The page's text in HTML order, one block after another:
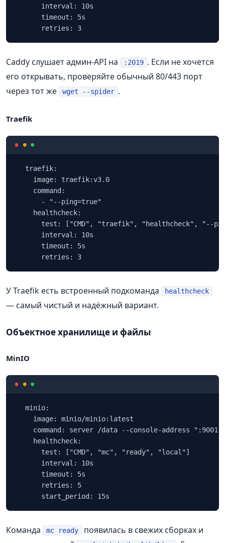
      interval: 10s
      timeout: 5s
      retries: 3
Caddy слушает админ‑API на :2019 . Если не хочется
его открывать, проверяйте обычный 80/443 порт
через тот же
wget --spider .
Traefik
  traefik:
    image: traefik:v3.0
    command:
      - "--ping=true"
    healthcheck:
test: ["CMD", "traefik", "healthcheck", "--
      interval: 10s
      timeout: 5s
      retries: 3
У Traefik есть встроенный подкоманда healthcheck
— самый чистый и надёжный вариант.
Объектное хранилище и файлы
MinIO
  minio:
    image: minio/minio:latest
    command: server /data --console-address ":9001"
    healthcheck:
      test: ["CMD", "mc", "ready", "local"]
      interval: 10s
      timeout: 5s
      retries: 5
      start_period: 15s
Команда mc ready
появилась в свежих сборках и